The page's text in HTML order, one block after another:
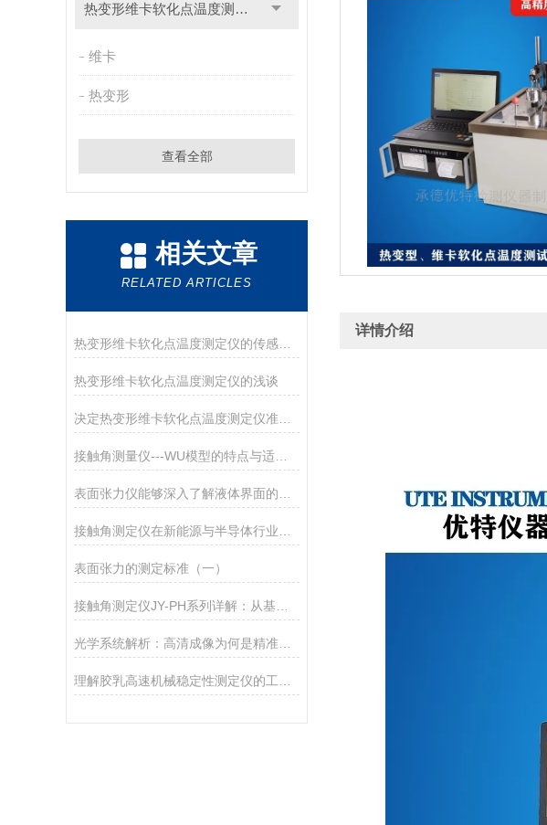
热变形维卡软化点温度测定仪
维卡
热变形
查看全部
相关文章
RELATED ARTICLES
热变形维卡软化点温度测定仪的传感器介绍
热变形维卡软化点温度测定仪的浅谈
决定热变形维卡软化点温度测定仪准确度的因素
接触角测量仪---WU模型的特点与适用性
表面张力的测定标准（一）
光学系统解析：高清成像为何是精准测量的基石？
详情介绍